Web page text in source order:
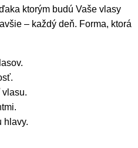
ktorým budú Vaše vlasy
– každý deň. Forma, ktorá
hlavy.